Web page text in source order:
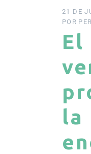
21 DE
POR
El
la